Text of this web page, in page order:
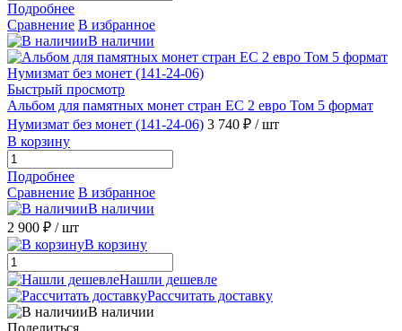
Подробнее
Сравнение В избранное
В наличии
Быстрый просмотр
Альбом для памятных монет стран ЕС 2 евро Том 5 формат
Нумизмат без монет (141-24-06) 3 740 ₽ / шт
В корзину
Подробнее
Сравнение В избранное
В наличии
2 900 ₽ / шт
В корзину
Нашли дешевле
Рассчитать доставку
В наличии